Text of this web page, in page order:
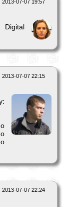
2013-07-07 19:57
2013-07-07 22:15
2013-07-07 22:24